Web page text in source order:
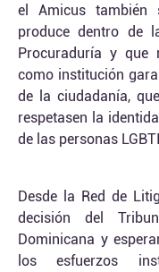
el Amicus también
produce dentro de
Procuraduría y que
como institución
de la ciudadanía,
respetasen la
de las personas
Desde la Red de
decisión del
Dominicana y
los esfuerzos